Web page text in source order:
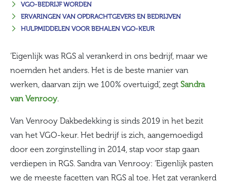
VGO-BEDRIJF WORDEN
ERVARINGEN VAN OPDRACHTGEVERS EN BEDRIJVEN
HULPMIDDELEN VOOR BEHALEN VGO-KEUR
‘Eigenlijk was RGS al verankerd in ons bedrijf, maar we
noemden het anders. Het is de beste manier van
werken, daarvan zijn we 100% overtuigd’, zegt Sandra
van Venrooy.
Van Venrooy Dakbedekking is sinds 2019 in het bezit
van het VGO-keur. Het bedrijf is zich, aangemoedigd
door een zorginstelling in 2014, stap voor stap gaan
verdiepen in RGS. Sandra van Venrooy: ‘Eigenlijk pasten
we de meeste facetten van RGS al toe. Het zat verankerd